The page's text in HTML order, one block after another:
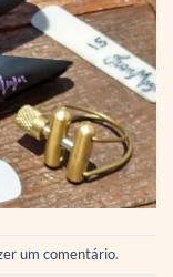
um comentário.